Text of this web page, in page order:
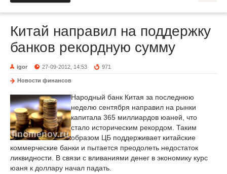
Китай направил на поддержку
банков рекордную сумму
igor 27-09-2012, 14:53 971
Новости финансов
Народный банк Китая за последнюю
неделю сентября направил на рынки
капитала 365 миллиардов юаней, что
стало историческим рекордом. Таким
образом ЦБ поддерживает китайские
коммерческие банки и пытается преодолеть недостаток
ликвидности. В связи с вливаниями денег в экономику курс
юаня к доллару начал падать.